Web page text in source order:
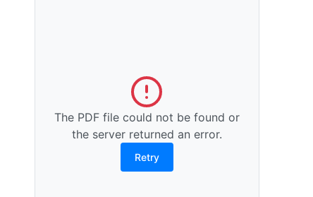
The PDF file could not be found or
the server returned an error.
Retry